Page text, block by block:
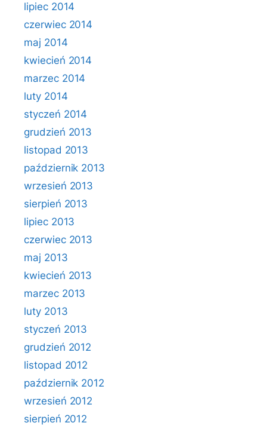
lipiec 2014
czerwiec 2014
maj 2014
kwiecień 2014
marzec 2014
luty 2014
styczeń 2014
grudzień 2013
listopad 2013
październik 2013
wrzesień 2013
sierpień 2013
lipiec 2013
czerwiec 2013
maj 2013
kwiecień 2013
marzec 2013
luty 2013
styczeń 2013
grudzień 2012
listopad 2012
październik 2012
wrzesień 2012
sierpień 2012